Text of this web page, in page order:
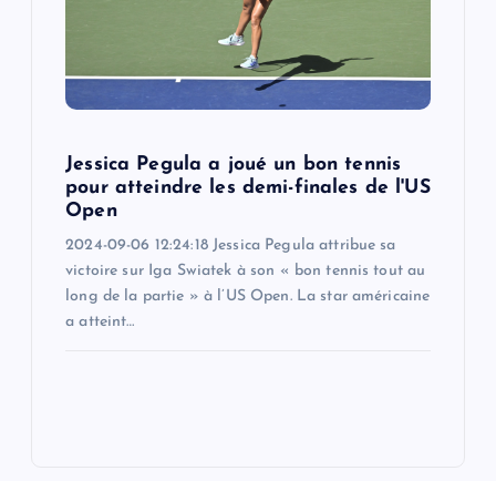
Jessica Pegula a joué un bon tennis
pour atteindre les demi-finales de l'US
Open
2024-09-06 12:24:18 Jessica Pegula attribue sa
victoire sur Iga Swiatek à son « bon tennis tout au
long de la partie » à l’US Open. La star américaine
a atteint…